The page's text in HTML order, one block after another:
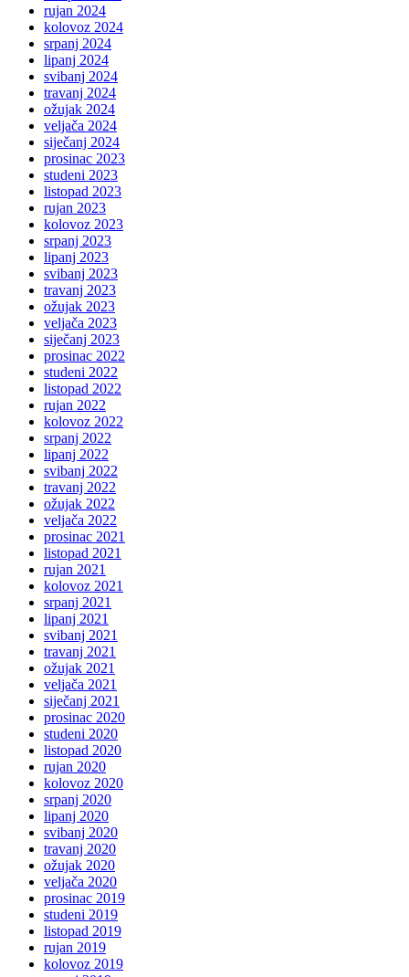
rujan 2024
kolovoz 2024
srpanj 2024
lipanj 2024
svibanj 2024
travanj 2024
ožujak 2024
veljača 2024
siječanj 2024
prosinac 2023
studeni 2023
listopad 2023
rujan 2023
kolovoz 2023
srpanj 2023
lipanj 2023
svibanj 2023
travanj 2023
ožujak 2023
veljača 2023
siječanj 2023
prosinac 2022
studeni 2022
listopad 2022
rujan 2022
kolovoz 2022
srpanj 2022
lipanj 2022
svibanj 2022
travanj 2022
ožujak 2022
veljača 2022
prosinac 2021
listopad 2021
rujan 2021
kolovoz 2021
srpanj 2021
lipanj 2021
svibanj 2021
travanj 2021
ožujak 2021
veljača 2021
siječanj 2021
prosinac 2020
studeni 2020
listopad 2020
rujan 2020
kolovoz 2020
srpanj 2020
lipanj 2020
svibanj 2020
travanj 2020
ožujak 2020
veljača 2020
prosinac 2019
studeni 2019
listopad 2019
rujan 2019
kolovoz 2019